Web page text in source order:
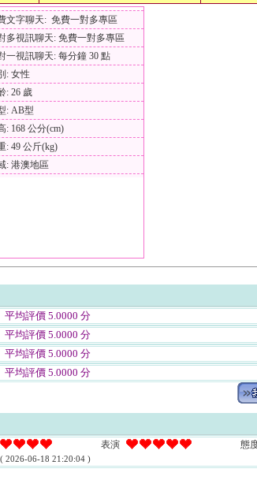
文字聊天: 免費一對多專區
多視訊聊天: 免費一對多專區
一視訊聊天: 每分鐘 30 點
: 女性
: 26 歲
: AB型
: 168 公分(cm)
: 49 公斤(kg)
: 港澳地區
平均評價 5.0000 分
平均評價 5.0000 分
平均評價 5.0000 分
平均評價 5.0000 分
表演 態
( 2026-06-18 21:20:04 )